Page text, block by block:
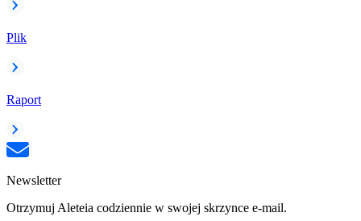
Plik
Raport
Newsletter
Otrzymuj Aleteia codziennie w swojej skrzynce e-mail.